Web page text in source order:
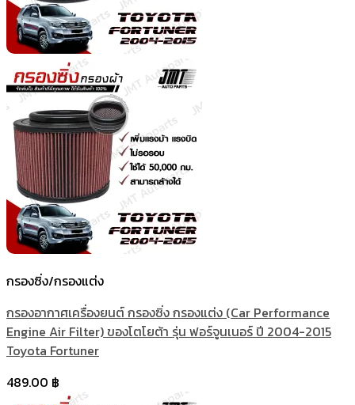
กรองซิ่ง/กรองแต่ง
กรองอากาศเครื่องยนต์ กรองซิ่ง กรองแต่ง (Car Performance
Engine Air Filter) ของโตโยต้า รุ่น ฟอร์จูนเนอร์ ปี 2004-2015
Toyota Fortuner
489.00 ฿